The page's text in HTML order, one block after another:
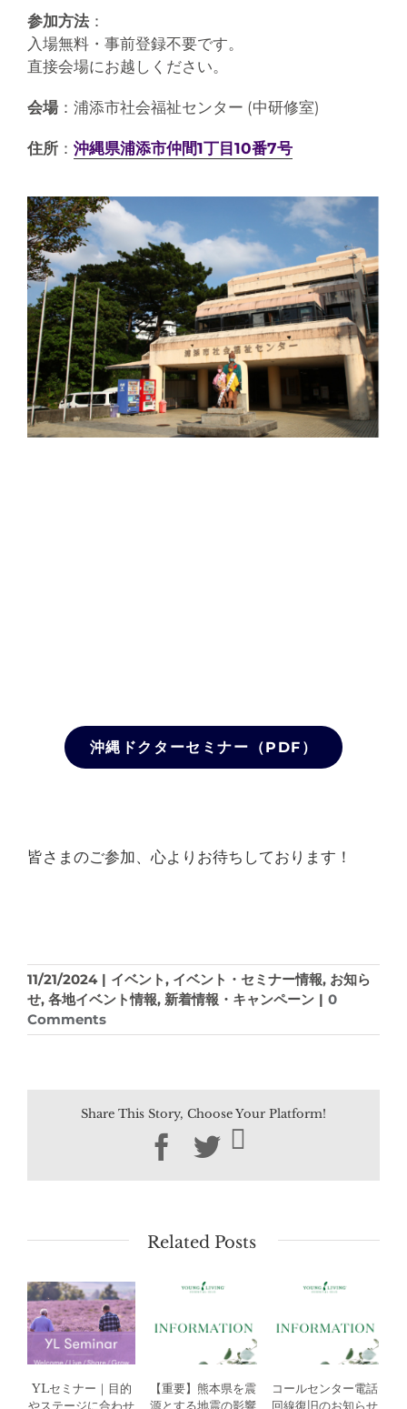
参加方法：
入場無料・事前登録不要です。
直接会場にお越しください。
会場：浦添市社会福祉センター (中研修室)
住所： 沖縄県浦添市仲間1丁目10番7号
沖縄ドクターセミナー（PDF）
皆さまのご参加、心よりお待ちしております！
11/21/2024 | イベント, イベント・セミナー情報, お知ら
せ, 各地イベント情報, 新着情報・キャンペーン | 0
Comments
Share This Story, Choose Your Platform!
Facebook
Twitter
Related Posts
YLセミナー｜目的
やステージに合わせ
【重要】熊本県を震
源とする地震の影響
コールセンター電話
回線復旧のお知らせ